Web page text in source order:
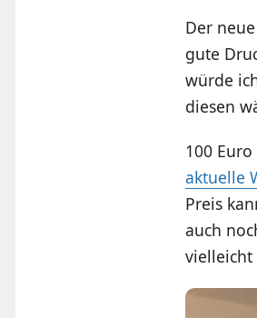
Der
gute
würde
diesen
100
aktuelle
Preis
auch
vielleicht